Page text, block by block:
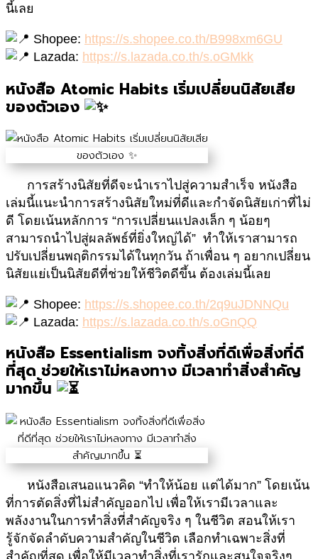
นี้เลย
Shopee: https://s.shopee.co.th/B998xm6GU
Lazada: https://s.lazada.co.th/s.oGMkk
หนังสือ Atomic Habits เริ่มเปลี่ยนนิสัยเสีย
ของตัวเอง
การสร้างนิสัยที่ดีจะนำเราไปสู่ความสำเร็จ หนังสือ
เล่มนี้แนะนำการสร้างนิสัยใหม่ที่ดีและกำจัดนิสัยเก่าที่ไม่
ดี โดยเน้นหลักการ “การเปลี่ยนแปลงเล็ก ๆ น้อยๆ
สามารถนำไปสู่ผลลัพธ์ที่ยิ่งใหญ่ได้” ทำให้เราสามารถ
ปรับเปลี่ยนพฤติกรรมได้ในทุกวัน ถ้าเพื่อน ๆ อยากเปลี่ยน
นิสัยแย่เป็นนิสัยดีที่ช่วยให้ชีวิตดีขึ้น ต้องเล่มนี้เลย
Shopee: https://s.shopee.co.th/2q9uJDNNQu
Lazada: https://s.lazada.co.th/s.oGnQQ
หนังสือ Essentialism จงทิ้งสิ่งที่ดีเพื่อสิ่งที่ดี
ที่สุด ช่วยให้เราไม่หลงทาง มีเวลาทำสิ่งสำคัญ
มากขึ้น
หนังสือเสนอแนวคิด “ทำให้น้อย แต่ได้มาก” โดยเน้น
ที่การตัดสิ่งที่ไม่สำคัญออกไป เพื่อให้เรามีเวลาและ
พลังงานในการทำสิ่งที่สำคัญจริง ๆ ในชีวิต สอนให้เรา
รู้จักจัดลำดับความสำคัญในชีวิต เลือกทำเฉพาะสิ่งที่